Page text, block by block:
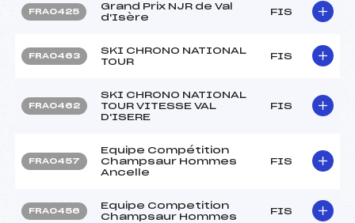
FRA0425
Grand Prix NJR de Val
d'Isère
FIS
FRA0463
SKI CHRONO NATIONAL
TOUR
FIS
FRA0462
SKI CHRONO NATIONAL
TOUR VITESSE VAL
D'ISERE
FIS
FRA0457
Equipe Compétition
Champsaur Hommes
Ancelle
FIS
FRA0456
Equipe Competition
Champsaur Hommes
FIS